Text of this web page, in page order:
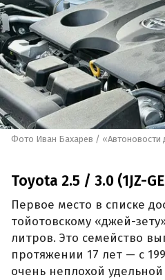
Фото Иван Бахарев / «Автоновости
Toyota 2.5 / 3.0 (1JZ-
Первое место в списке
тойотовскому «джей-
литров. Это семейство
протяжении 17 лет — с
очень неплохой